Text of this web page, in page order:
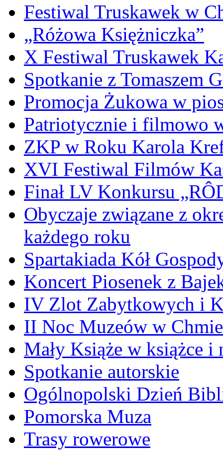
Festiwal Truskawek w
„Różowa Księżniczka”
X Festiwal Truskawek
Spotkanie z Tomaszem
Promocja Żukowa w
Patriotycznie i filmowo
ZKP w Roku Karola
XVI Festiwal Filmów
Finał LV Konkursu
Obyczaje związane z
każdego roku
Spartakiada Kół
Koncert Piosenek z
IV Zlot Zabytkowych i
II Noc Muzeów w
Mały Książe w książce i
Spotkanie autorskie
Ogólnopolski Dzień
Pomorska Muza
Trasy rowerowe